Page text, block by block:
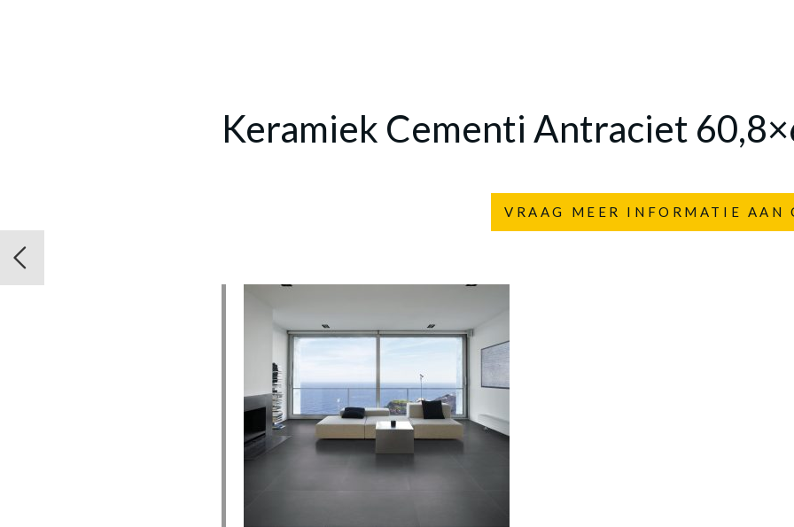
Keramiek Cementi Antraciet
VRAAG MEER INFORMATIE AAN